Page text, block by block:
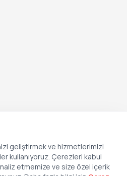
geliştirmek ve hizmetlerimizi
kullanıyoruz. Çerezleri kabul
etmemize ve size özel içerik